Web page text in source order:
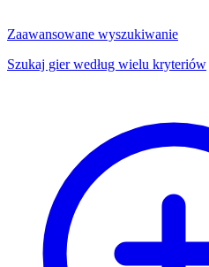
Zaawansowane wyszukiwanie
Szukaj gier według wielu kryteriów